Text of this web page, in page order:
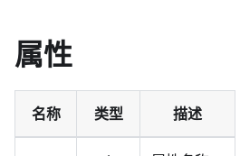
属性
名称 类型 描述